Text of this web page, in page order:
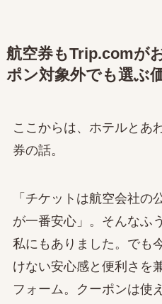
航空券もTrip.comが
ポン対象外でも選ぶ
ここからは、ホテルとあ
券の話。
「チケットは航空会社の
が一番安心」。そんなふ
私にもありました。でも
けない安心感と便利さを
フォーム。クーポンは使